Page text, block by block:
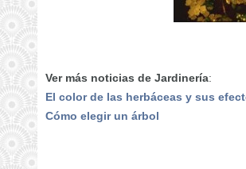
Ver más noticias de Jardinería:
El color de las herbáceas y sus
Cómo elegir un árbol